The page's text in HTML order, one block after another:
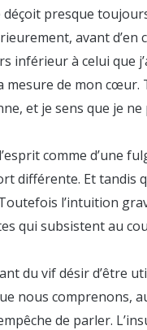
presque
avant d’en
inférieur à celui que
mesure de mon cœur.
et je sens que je
comme d’une
différente. Et tandis
l’intuition
qui subsistent au
du vif désir d’être
nous comprenons,
de parler.